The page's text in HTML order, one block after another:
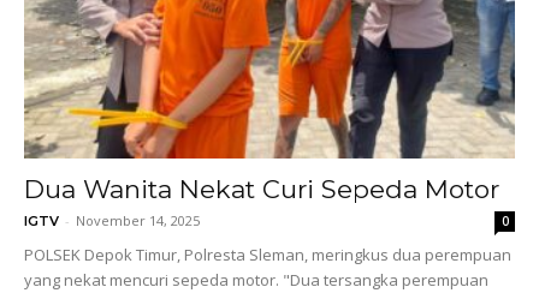
Dua Wanita Nekat Curi Sepeda Motor
IGTV - November 14, 2025 0
POLSEK Depok Timur, Polresta Sleman, meringkus dua perempuan
yang nekat mencuri sepeda motor. "Dua tersangka perempuan